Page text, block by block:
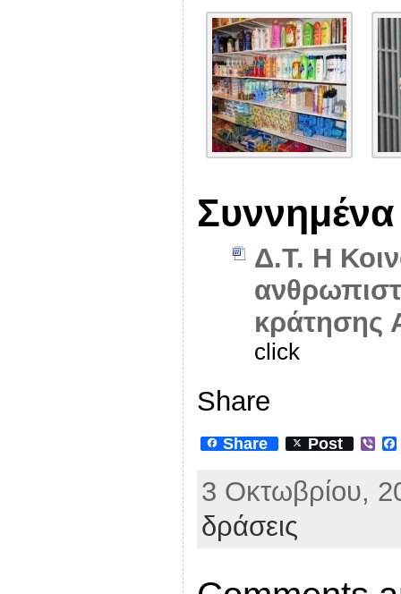
Συννημένα
Δ.Τ. Η
κράτησης
click
Share
Share Post
V
e
r
3 Οκτωβρίου,
δράσεις